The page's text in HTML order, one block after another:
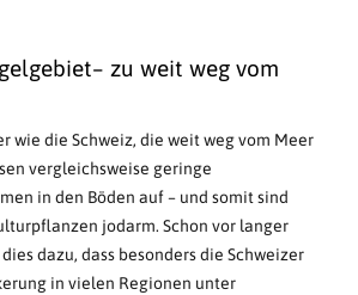
zu weit weg vom
wie die Schweiz, die weit weg vom Meer
vergleichsweise geringe
in den Böden auf – und somit sind
jodarm. Schon vor langer
dazu, dass besonders die Schweizer
in vielen Regionen unter